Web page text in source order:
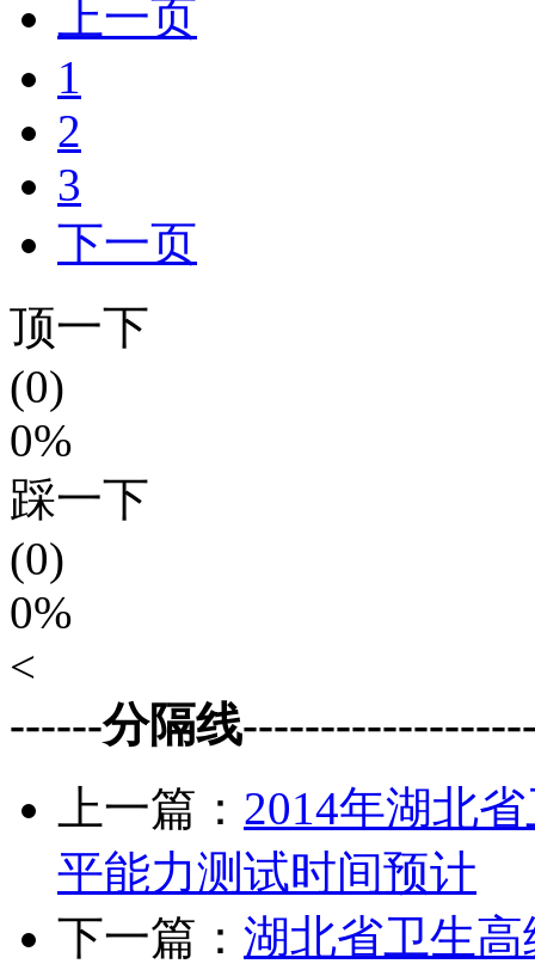
上一页
1
2
3
下一页
顶一下
(0)
0%
踩一下
(0)
0%
<
------分隔线
上一篇： 2014年湖北
平能力测试时间预计
下一篇： 湖北省卫生